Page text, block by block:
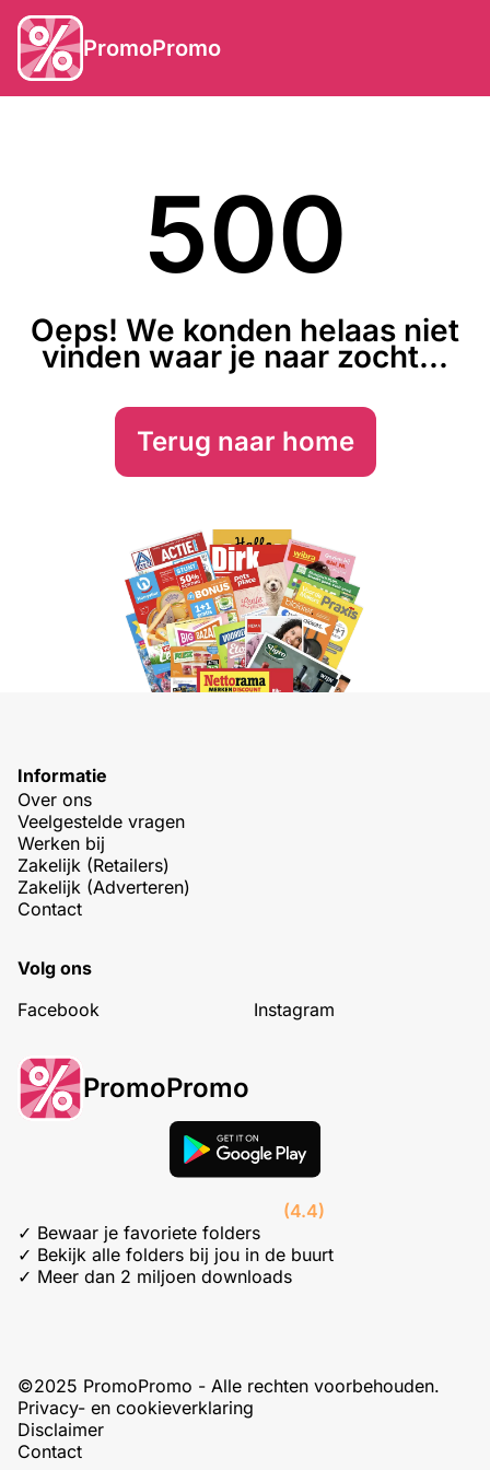
PromoPromo
500
Oeps! We konden helaas niet
vinden waar je naar zocht...
Terug naar home
Informatie
Over ons
Veelgestelde vragen
Werken bij
Zakelijk (Retailers)
Zakelijk (Adverteren)
Contact
Volg ons
Facebook
Instagram
PromoPromo
(4.4)
✓ Bewaar je favoriete folders
✓ Bekijk alle folders bij jou in de buurt
✓ Meer dan 2 miljoen downloads
©2025 PromoPromo - Alle rechten voorbehouden.
Privacy- en cookieverklaring
Disclaimer
Contact